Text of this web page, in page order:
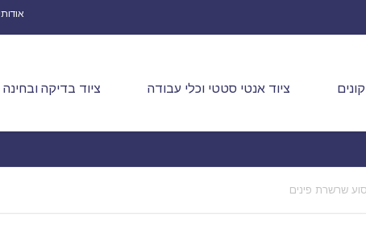
ציוד אנטי סטטי וכלי עבודה ציוד בדיקה ובחינה
שרשרת פינים